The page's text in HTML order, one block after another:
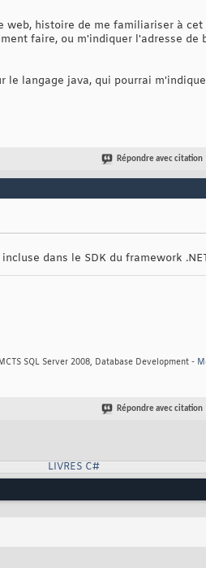
web, histoire de me familiariser à
faire, ou m'indiquer l'adresse de
le langage java, qui pourrai
Répondre avec citation
dans le SDK du framework
SQL Server 2008, Database Development -
Répondre avec citation
LIVRES C#